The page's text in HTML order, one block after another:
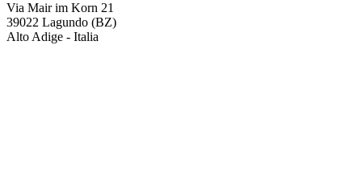
Via Mair im Korn 21
39022 Lagundo (BZ)
Alto Adige - Italia